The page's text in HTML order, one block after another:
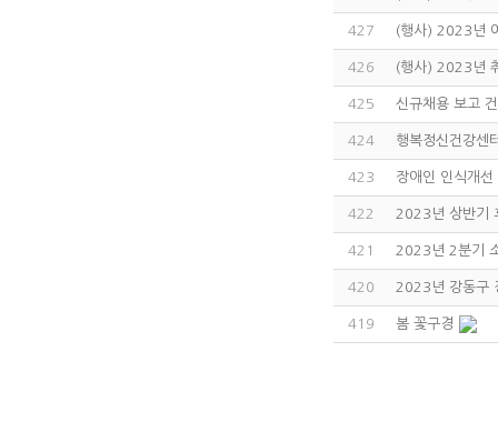
427 (행사) 2023년
426 (행사) 2023년
425 신규채용 보고 건
424 행복정신건강
423 장애인 인식개
422 2023년 상반기
421 2023년 2분기
420 2023년 강동구
419 봄 꽃구경